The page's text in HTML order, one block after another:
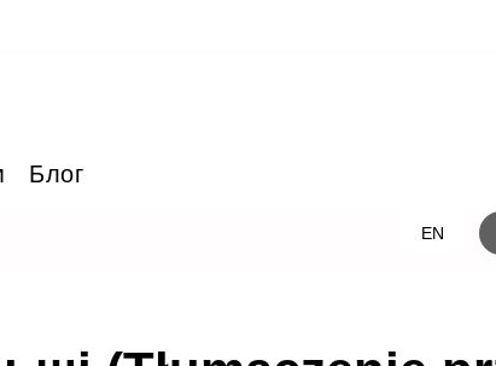
Блог
EN